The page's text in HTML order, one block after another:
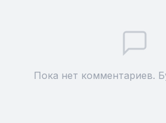
Пока нет комментариев.